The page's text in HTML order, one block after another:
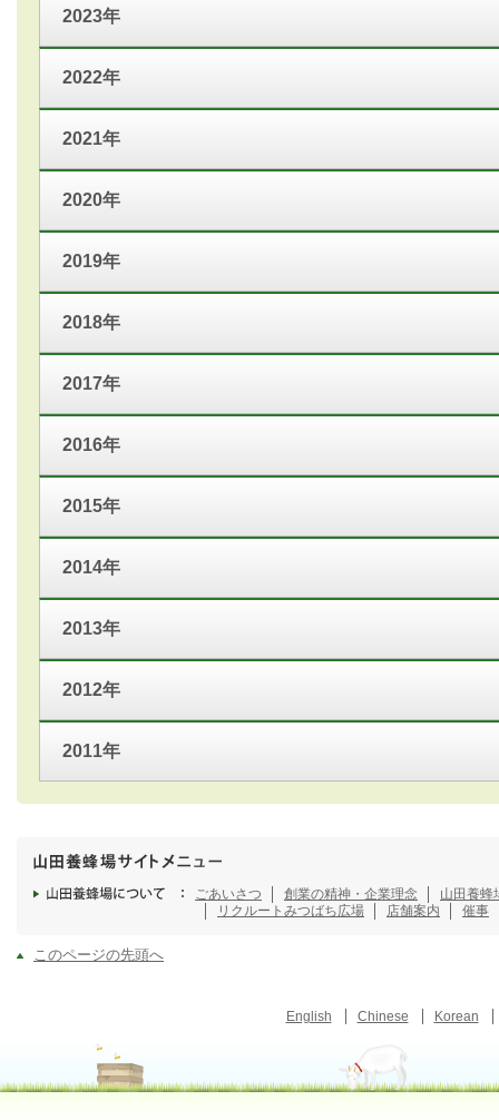
2023年
2022年
2021年
2020年
2019年
2018年
2017年
2016年
2015年
2014年
2013年
2012年
2011年
ごあいさつ 創業の精神・企業理念
山田養蜂
リクルート みつばち広場 店舗案内 催事
このページの先頭へ
English Chinese Korean